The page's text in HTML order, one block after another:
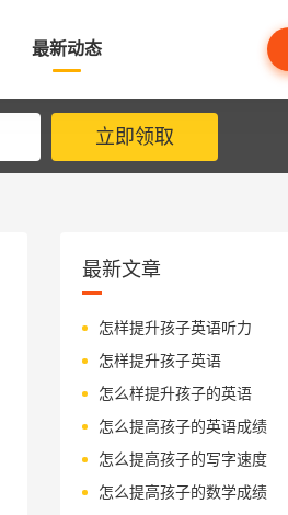
最新动态
立即领取
最新文章
怎样提升孩子英语听力
怎样提升孩子英语
怎么样提升孩子的英语
怎么提高孩子的英语成绩
怎么提高孩子的写字速度
怎么提高孩子的数学成绩